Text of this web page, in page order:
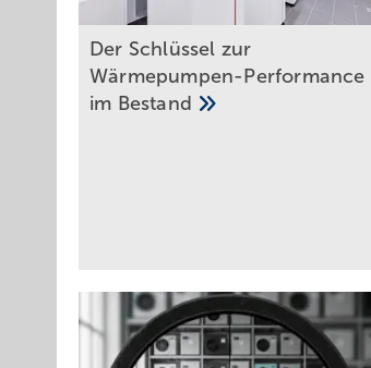
Der Schlüssel zur
Wärmepumpen-Performance
im Bestand